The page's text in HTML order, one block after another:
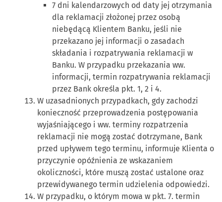
7 dni kalendarzowych od daty jej otrzymania
dla reklamacji złożonej przez osobą
niebędącą Klientem Banku, jeśli nie
przekazano jej informacji o zasadach
składania i rozpatrywania reklamacji w
Banku. W przypadku przekazania ww.
informacji, termin rozpatrywania reklamacji
przez Bank określa pkt. 1, 2 i 4.
W uzasadnionych przypadkach, gdy zachodzi
konieczność przeprowadzenia postępowania
wyjaśniającego i ww. terminy rozpatrzenia
reklamacji nie mogą zostać dotrzymane, Bank
przed upływem tego terminu, informuje Klienta o
przyczynie opóźnienia ze wskazaniem
okoliczności, które muszą zostać ustalone oraz
przewidywanego termin udzielenia odpowiedzi.
W przypadku, o którym mowa w pkt. 7. termin